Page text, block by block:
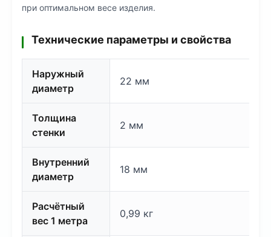
при оптимальном весе изделия.
Технические параметры и свойства
Наружный
диаметр
22 мм
Толщина
стенки
2 мм
Внутренний
диаметр
18 мм
Расчётный
вес 1 метра
0,99 кг